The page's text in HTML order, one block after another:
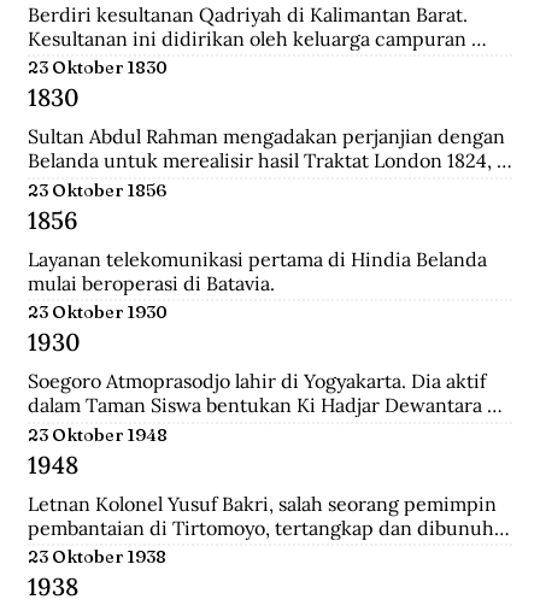
Berdiri kesultanan Qadriyah di Kalimantan Barat.
Kesultanan ini didirikan oleh keluarga campuran
antara Arab, Melayu, Bugis dan Dayak. Kehidupan
pemerintahan kesultanan ini hanya berlangsung
relatif singkat, 179 tahun, dan hanya diperintah oleh 8
generasi sultan dan dinasti Al-Qadrie, sejak
kelahirannya 1771 sampai dengan Proklamasi
Kemerdekaan RI 1945. Pendiri kesultanan ini adalah
Syarif Abdurrahman Al-Qadrie, putera Sayyed
Hussein Al-Qadrie, atau Habib Hussein Al-Qadrie.
23 Oktober 1830
1830
Sultan Abdul Rahman mengadakan perjanjian dengan
Belanda untuk merealisir hasil Traktat London 1824,
isinya merupakan pengakuan Sultan bahwa
pemegang kekuasaan tertinggi adalah Pemerintahan
Hindia Belanda.
23 Oktober 1856
1856
Layanan telekomunikasi pertama di Hindia Belanda
mulai beroperasi di Batavia.
23 Oktober 1930
1930
Soegoro Atmoprasodjo lahir di Yogyakarta. Dia aktif
dalam Taman Siswa bentukan Ki Hadjar Dewantara
dan aktivis Partai Indonesia (Partindo). Pada 1935, dia
dibuang ke Digul, Tanah Merah, Papua, dengan
tuduhan terlibat pemberontakan Partai Komunis
Indonesia terhadap Belanda pada 1926/1927 di Jawa
Tengah.
23 Oktober 1948
1948
Letnan Kolonel Yusuf Bakri, salah seorang pemimpin
pembantaian di Tirtomoyo, tertangkap dan dibunuh
di Wonogiri.
23 Oktober 1938
1938